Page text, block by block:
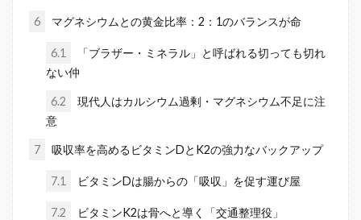
6 マグネシウムとの黄金比率：2：1のバランスが命
6.1
「ブラザー・ミネラル」と呼ばれる切っても切れ
ない仲
6.2
現代人はカルシウム過剰・マグネシウム不足に注
意
7 吸収率を高めるビタミンDとK2の強力なバックアップ
7.1 ビタミンDは腸からの「吸収」を促す運び屋
7.2 ビタミンK2は骨へと導く「交通整理役」